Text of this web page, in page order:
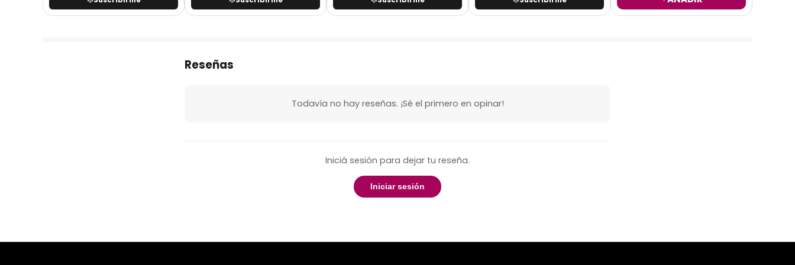
Reseñas
Todavía no hay reseñas. ¡Sé el primero en opinar!
Iniciá sesión para dejar tu reseña.
Iniciar sesión